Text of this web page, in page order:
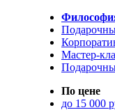
Мастер-
По цене
до 15 000